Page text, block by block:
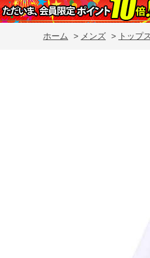
ホーム > メンズ > トップス